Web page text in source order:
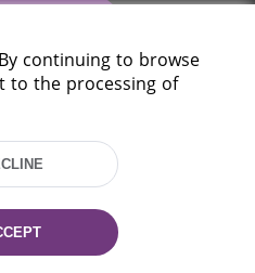
116, Minsk,
continuing to browse
to the processing of